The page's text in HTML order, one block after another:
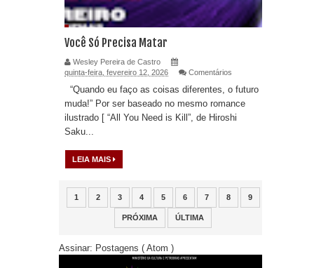
Você Só Precisa Matar
Wesley Pereira de Castro
quinta-feira, fevereiro 12, 2026
Comentários
“Quando eu faço as coisas diferentes, o futuro
muda!” Por ser baseado no mesmo romance
ilustrado [ “All You Need is Kill”, de Hiroshi
Saku...
LEIA MAIS
1 2 3 4 5 6 7 8 9
PRÓXIMA ÚLTIMA
Assinar: Postagens ( Atom )